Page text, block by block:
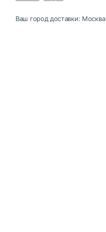
Ваш город доставки: Москва